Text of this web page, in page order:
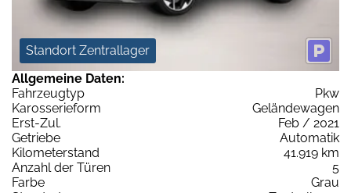
Standort Zentrallager
Allgemeine Daten:
Fahrzeugtyp
Pkw
Karosserieform
Geländewagen
Erst-Zul.
Feb / 2021
Getriebe
Automatik
Kilometerstand
41.919 km
Anzahl der Türen
5
Farbe
Grau